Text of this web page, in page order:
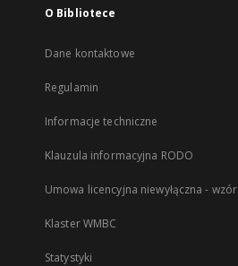
O Bibliotece
Dane kontaktowe
Regulamin
Informacje techniczne
Klauzula informacyjna RODO
Umowa licencyjna niewyłączna - wzór
Klaster WMBC
Statystyki